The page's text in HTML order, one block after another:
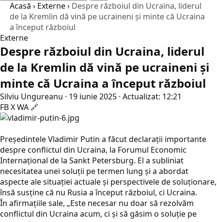
Acasă › Externe› Despre războiul din Ucraina, liderul
de la Kremlin dă vină pe ucraineni şi minte că Ucraina
a început războiul
Externe
Despre războiul din Ucraina, liderul
de la Kremlin dă vină pe ucraineni şi
minte că Ucraina a început războiul
Silviu Ungureanu · 19 iunie 2025 · Actualizat: 12:21
FBXWA 🔗
Preşedintele Vladimir Putin a făcut declarații importante
despre conflictul din Ucraina, la Forumul Economic
Internațional de la Sankt Petersburg. El a subliniat
necesitatea unei soluții pe termen lung și a abordat
aspecte ale situației actuale și perspectivele de soluționare,
însă susține că nu Rusia a început războiul, ci Ucraina.
În afirmaţiile sale, „Este necesar nu doar să rezolvăm
conflictul din Ucraina acum, ci și să găsim o soluție pe